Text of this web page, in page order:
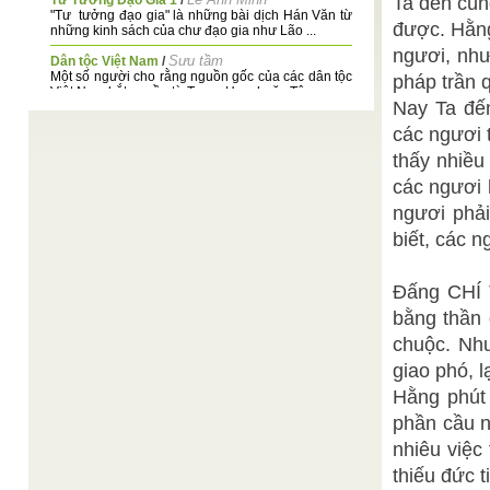
"Tư tưởng đạo gia" là những bài dịch Hán Văn từ
những kinh sách của chư đạo gia như Lão ...
Dân tộc Việt Nam /Sưu tầm
Một số người cho rằng nguồn gốc của các dân tộc
Việt Nam bắt nguồn từ Trung Hoa, hoặc Tây ...
được.
ngươi,
pháp trần
Nay Ta
các ngươi
thấy
các ngươi
ngươi
biết, các
Đấng CHÍ
bằng
chuộc.
giao phó,
Hằng
phần cầu
nhiêu
thiếu đức